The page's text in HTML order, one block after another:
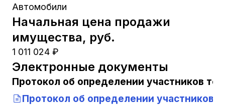
Автомобили
Начальная цена продажи
имущества, руб.
1 011 024 ₽
Электронные документы
Протокол об определении участников
Протокол об определении участников